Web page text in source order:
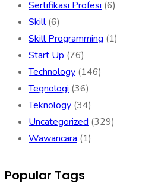
Sertifikasi Profesi (6)
Skill(6)
Skill Programming (1)
Start Up (76)
Technology (146)
Tegnologi (36)
Teknology (34)
Uncategorized (329)
Wawancara (1)
Popular Tags